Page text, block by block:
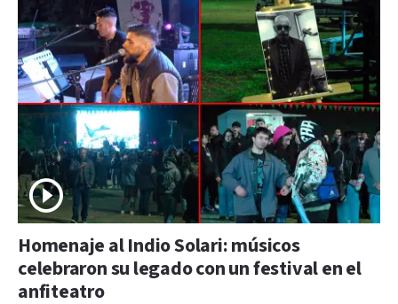
Homenaje al Indio Solari: músicos
celebraron su legado con un festival en el
anfiteatro